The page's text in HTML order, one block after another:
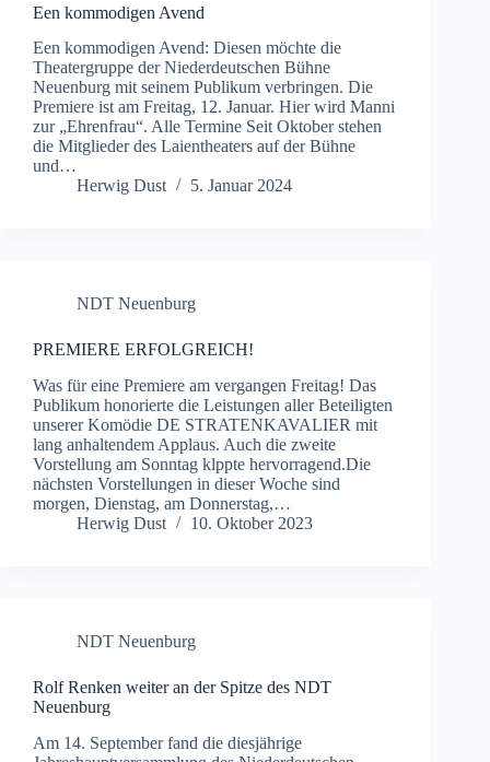
Een kommodigen Avend
Een kommodigen Avend: Diesen möchte die
Theatergruppe der Niederdeutschen Bühne
Neuenburg mit seinem Publikum verbringen. Die
Premiere ist am Freitag, 12. Januar. Hier wird Manni
zur „Ehrenfrau“. Alle Termine Seit Oktober stehen
die Mitglieder des Laientheaters auf der Bühne
und…
Herwig Dust
5. Januar 2024
NDT Neuenburg
PREMIERE ERFOLGREICH!
Was für eine Premiere am vergangen Freitag! Das
Publikum honorierte die Leistungen aller Beteiligten
unserer Komödie DE STRATENKAVALIER mit
lang anhaltendem Applaus. Auch die zweite
Vorstellung am Sonntag klppte hervorragend.Die
nächsten Vorstellungen in dieser Woche sind
morgen, Dienstag, am Donnerstag,…
Herwig Dust
10. Oktober 2023
NDT Neuenburg
Rolf Renken weiter an der Spitze des NDT
Neuenburg
Am 14. September fand die diesjährige